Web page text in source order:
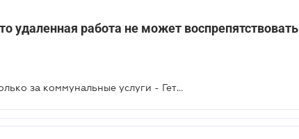
удаленная работа не может воспрепятствовать
Арендаторы могут платить только за коммунальные услуги - Гетманцев